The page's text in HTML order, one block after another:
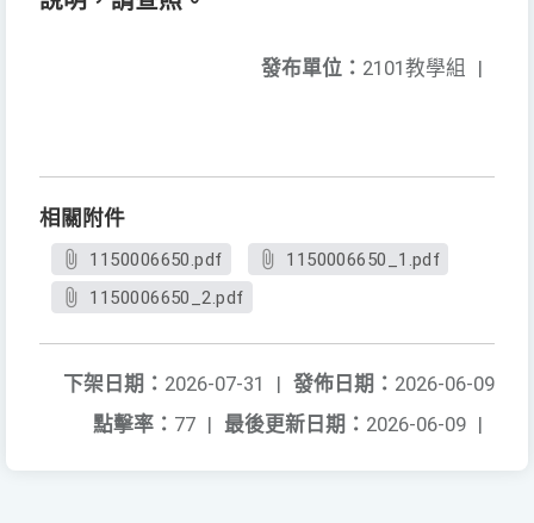
發布單位： 2101教學組 |
相關附件
1150006650.pdf
1150006650_1.pdf
1150006650_2.pdf
發佈日期： 2026-06-09
下架日期： 2026-07-31
|
最後更新日期： 2026-06-09 |
點擊率： 77 |